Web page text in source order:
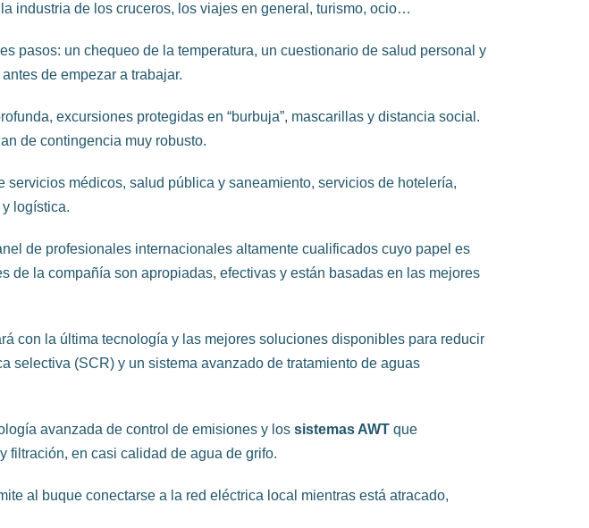
industria de los cruceros, los viajes en general, turismo, ocio…
pasos: un chequeo de la temperatura, un cuestionario de salud personal y
de empezar a trabajar.
excursiones protegidas en “burbuja”, mascarillas y distancia social.
de contingencia muy robusto.
médicos, salud pública y saneamiento, servicios de hotelería,
logística.
de profesionales internacionales altamente cualificados cuyo papel es
de la compañía son apropiadas, efectivas y están basadas en las mejores
con la última tecnología y las mejores soluciones disponibles para reducir
selectiva (SCR) y un sistema avanzado de tratamiento de aguas
avanzada de control de emisiones y los sistemas AWT que
filtración, en casi calidad de agua de grifo.
al buque conectarse a la red eléctrica local mientras está atracado,